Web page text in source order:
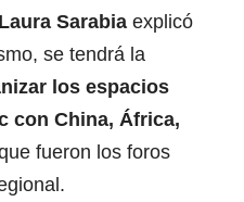
Sarabia explicó
se tendrá la
los espacios
con China, África,
fueron los foros